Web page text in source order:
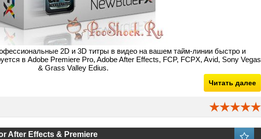
2D и 3D титры в видео на вашем тайм-линии быстро и
в Adobe Premiere Pro, Adobe After Effects, FCP, FCPX, Avid, Sony Vegas
& Grass Valley Edius.
Читать далее
After Effects & Premiere